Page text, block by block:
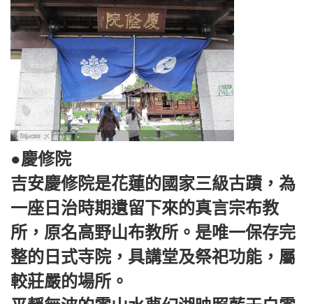
●慶修院
吉安慶修院是花蓮的國家三級古蹟，為
一座日治時期遺留下來的真言宗布教
所，原名高野山布教所。是唯一保存完
整的日式寺院，具講堂及祭祀功能，屬
較莊嚴的場所。